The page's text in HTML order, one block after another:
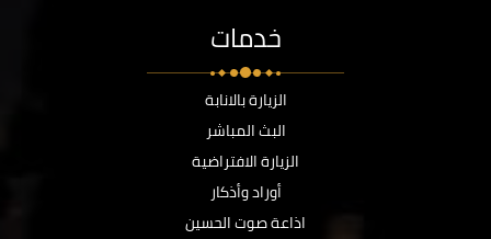
خدمات
الزيارة بالانابة
البث المباشر
الزيارة الافتراضية
أوراد وأذكار
اذاعة صوت الحسين